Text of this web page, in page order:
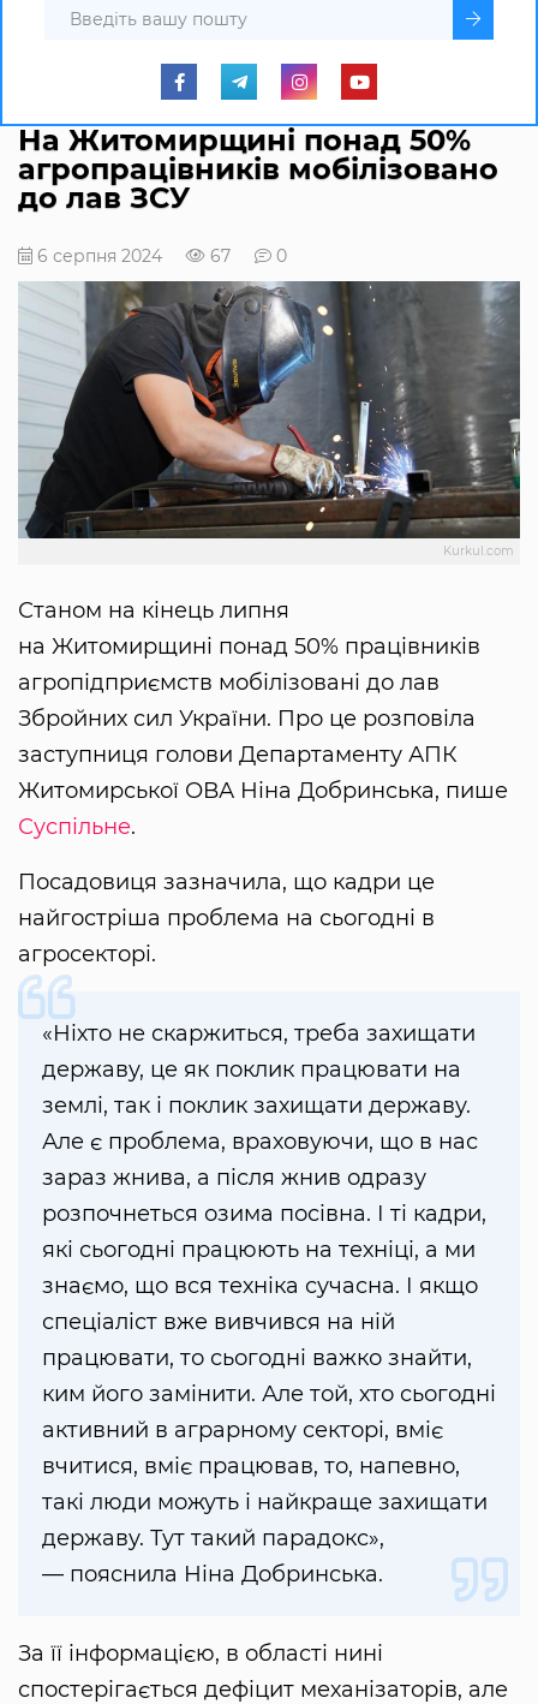
На Житомирщині понад 50%
агропрацівників мобілізовано
до лав ЗСУ
6 серпня 2024 67 0
Kurkul.com
Станом на кінець липня
на Житомирщині понад 50% працівників
агропідприємств мобілізовані до лав
Збройних сил України. Про це розповіла
заступниця голови Департаменту АПК
Житомирської ОВА Ніна Добринська, пише
Суспільне.
Посадовиця зазначила, що кадри це
найгостріша проблема на сьогодні в
агросекторі.
«Ніхто не скаржиться, треба захищати
державу, це як поклик працювати на
землі, так і поклик захищати державу.
Але є проблема, враховуючи, що в нас
зараз жнива, а після жнив одразу
розпочнеться озима посівна. І ті кадри,
які сьогодні працюють на техніці, а ми
знаємо, що вся техніка сучасна. І якщо
спеціаліст вже вивчився на ній
працювати, то сьогодні важко знайти,
ким його замінити. Але той, хто сьогодні
активний в аграрному секторі, вміє
вчитися, вміє працював, то, напевно,
такі люди можуть і найкраще захищати
державу. Тут такий парадокс»,
— пояснила Ніна Добринська.
За її інформацією, в області нині
спостерігається дефіцит механізаторів, але